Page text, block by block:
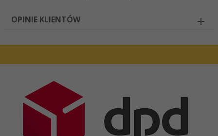
OPINIE KLIENTÓW